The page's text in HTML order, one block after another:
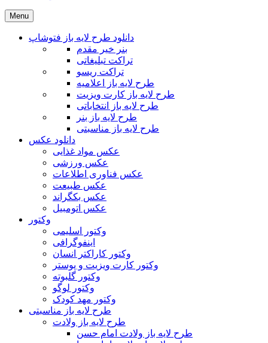
Menu
دانلود طرح لایه باز فتوشاپ
بنر خیر مقدم
تراکت تبلیغاتی
تراکت ریسو
طرح لایه باز اعلامیه
طرح لایه باز کارت ویزیت
طرح لایه باز انتخاباتی
طرح لایه باز بنر
طرح لایه باز مناسبتی
دانلود عکس
عکس مواد غذایی
عکس ورزشی
عکس فناوری اطلاعات
عکس طبیعت
عکس بکگراند
عکس اتومبیل
وکتور
وکتور اسلیمی
اینفوگرافی
وکتور کاراکتر انسان
وکتور کارت ویزیت و پوستر
وکتور گلبوته
وکتور لوگو
وکتور مهد کودک
طرح لایه باز مناسبتی
طرح لایه باز ولادت
طرح لایه باز ولادت امام حسن